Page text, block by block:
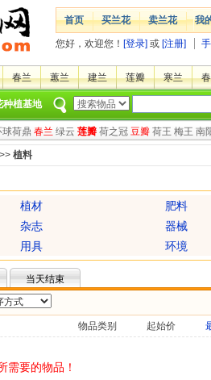
首页 买兰花 卖兰花 我
您好，欢迎您！ [登录] 或 [注册]
春兰 蕙兰 建兰 莲瓣 寒兰
种植基地
球荷鼎 春兰 绿云 莲瓣 荷之冠 豆瓣 荷王 梅王 南
>> 植料
植材
肥料
杂志
器械
用具 环境
当天结束
物品类别 起始价
需要的物品！